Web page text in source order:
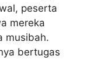
peserta
mereka
musibah.
bertugas